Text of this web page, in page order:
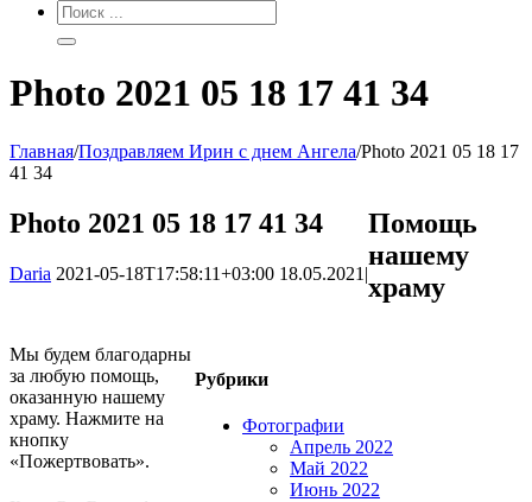
Photo 2021 05 18 17 41 34
Главная/Поздравляем Ирин с днем Ангела/Photo 2021 05 18 17
41 34
Photo 2021 05 18 17 41 34
Daria 2021-05-18T17:58:11+03:00 18.05.2021 |
Рубрики
Фотографии
Апрель 2022
Май 2022
Июнь 2022
Помощь
нашему
храму
Мы будем благодарны
за любую помощь,
оказанную нашему
храму. Нажмите на
кнопку
«Пожертвовать».